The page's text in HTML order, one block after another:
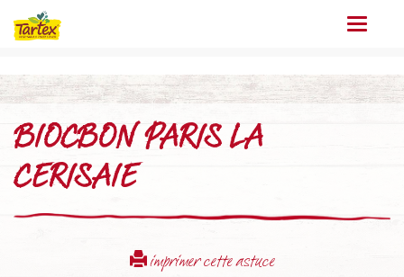
Menu
BIOCBON PARIS LA
CERISAIE
imprimer cette astuce